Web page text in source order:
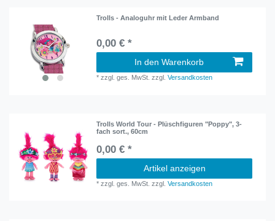
Trolls - Analoguhr mit Leder Armband
0,00 € *
In den Warenkorb
*zzgl. ges. MwSt. zzgl.Versandkosten
Trolls World Tour - Plüschfiguren "Poppy", 3-
fach sort., 60cm
0,00 € *
Artikel anzeigen
*zzgl. ges. MwSt. zzgl.Versandkosten